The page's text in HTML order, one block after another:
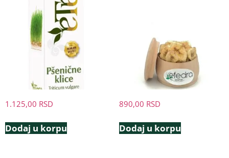
1.125,00 RSD
Dodaj u korpu
890,00 RSD
Dodaj u korpu